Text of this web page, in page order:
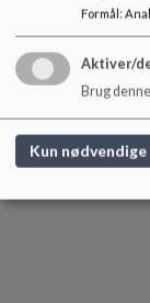
Sitemap
Formål:
Aktiver/
Brug
Kun nødvendige